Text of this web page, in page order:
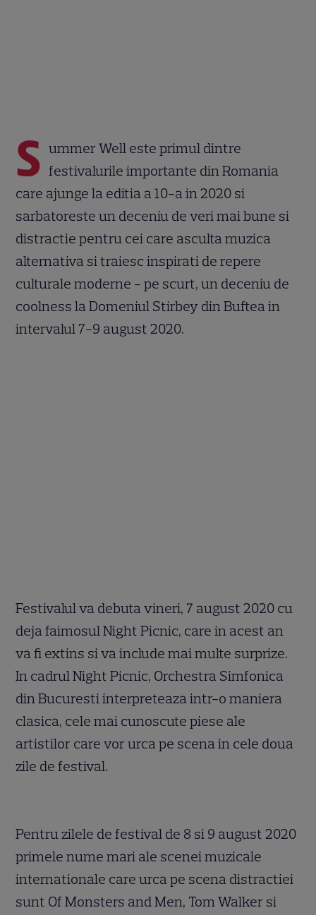
S ummer Well este primul dintre
festivalurile importante din Romania
care ajunge la editia a 10-a in 2020 si
sarbatoreste un deceniu de veri mai bune si
distractie pentru cei care asculta muzica
alternativa si traiesc inspirati de repere
culturale moderne - pe scurt, un deceniu de
coolness la Domeniul Stirbey din Buftea in
intervalul 7-9 august 2020.
Festivalul va debuta vineri, 7 august 2020 cu
deja faimosul Night Picnic, care in acest an
va fi extins si va include mai multe surprize.
In cadrul Night Picnic, Orchestra Simfonica
din Bucuresti interpreteaza intr-o maniera
clasica, cele mai cunoscute piese ale
artistilor care vor urca pe scena in cele doua
zile de festival.
Pentru zilele de festival de 8 si 9 august 2020
primele nume mari ale scenei muzicale
internationale care urca pe scena distractiei
sunt Of Monsters and Men, Tom Walker si